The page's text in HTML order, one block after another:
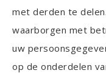
met derden te
waarborgen met
uw
op de onderdelen